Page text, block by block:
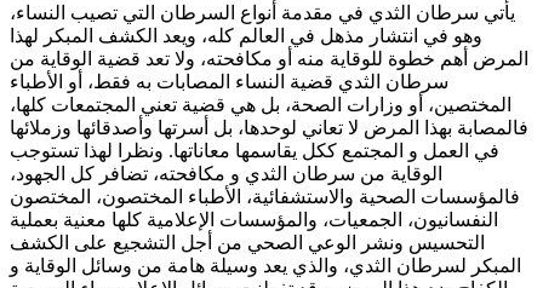
يأتي سرطان الثدي في مقدمة أنواع السرطان التي تصيب النساء،
وهو في انتشار مذهل في العالم كله، ويعد الكشف المبكر لهذا
المرض أهم خطوة للوقاية منه أو مكافحته، ولا تعد قضية الوقاية من
سرطان الثدي قضية النساء المصابات به فقط، أو الأطباء
المختصين، أو وزارات الصحة، بل هي قضية تعني المجتمعات كلها،
فالمصابة بهذا المرض لا تعاني لوحدها، بل أسرتها وأصدقائها وزملائها
في العمل و المجتمع ككل يقاسمها معاناتها. ونظرا لهذا تستوجب
الوقاية من سرطان الثدي و مكافحته، تضافر كل الجهود،
فالمؤسسات الصحية والاستشفائية، الأطباء المختصون، المختصون
النفسانيون، الجمعيات، والمؤسسات الإعلامية كلها معنية بعملية
التحسيس ونشر الوعي الصحي من أجل التشجيع على الكشف
المبكر لسرطان الثدي، والذي يعد وسيلة هامة من وسائل الوقاية و